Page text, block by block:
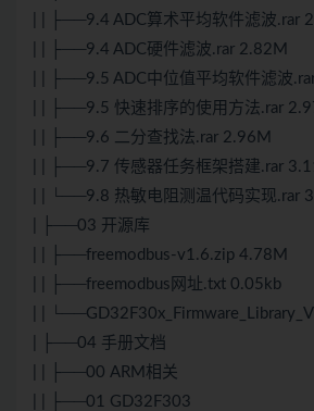
| | ├──9.4 ADC算术平均软件滤波.rar
| | ├──9.4 ADC硬件滤波.rar 2.82M
| | ├──9.5 ADC中位值平均软件滤波
| | ├──9.5 快速排序的使用方法.rar
| | ├──9.6 二分查找法.rar 2.96M
| | ├──9.7 传感器任务框架搭建.rar
| | └──9.8 热敏电阻测温代码实现.rar
| ├──03 开源库
| | ├──freemodbus-v1.6.zip 4.78M
| | ├──freemodbus网址.txt 0.05kb
| |
| ├──04 手册文档
| | ├──00 ARM相关
| | ├──01 GD32F303